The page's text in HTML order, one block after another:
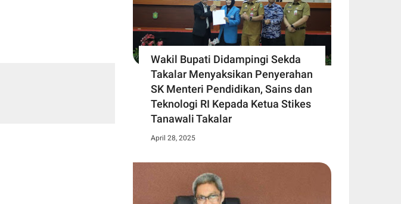
Wakil Bupati Didampingi Sekda
Takalar Menyaksikan Penyerahan
SK Menteri Pendidikan, Sains dan
Teknologi RI Kepada Ketua Stikes
Tanawali Takalar
April 28, 2025